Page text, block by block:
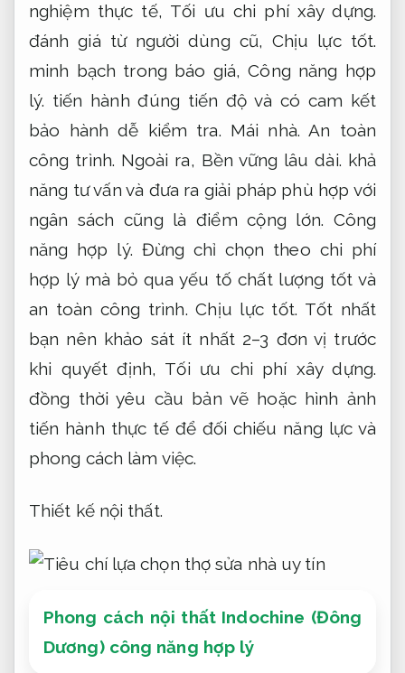
nghiệm thực tế, Tối ưu chi phí xây dựng.
đánh giá từ người dùng cũ, Chịu lực tốt.
minh bạch trong báo giá,Công năng hợp
lý. tiến hành đúng tiến độ và có cam kết
bảo hành dễ kiểm tra. Mái nhà. An toàn
công trình. Ngoài ra, Bền vững lâu dài. khả
năng tư vấn và đưa ra giải pháp phù hợp với
ngân sách cũng là điểm cộng lớn. Công
năng hợp lý. Đừng chỉ chọn theo chi phí
hợp lý mà bỏ qua yếu tố chất lượng tốt và
an toàn công trình.Chịu lực tốt. Tốt nhất
bạn nên khảo sát ít nhất 2–3 đơn vị trước
khi quyết định, Tối ưu chi phí xây dựng.
đồng thời yêu cầu bản vẽ hoặc hình ảnh
tiến hành thực tế để đối chiếu năng lực và
phong cách làm việc.
Thiết kế nội thất.
Phong cách nội thất Indochine (Đông
Dương) công năng hợp lý